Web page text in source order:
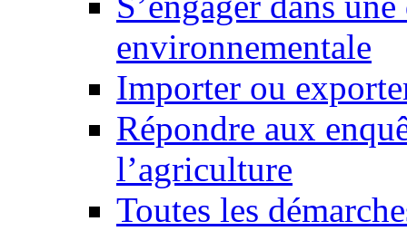
environnementale
Importer ou
Répondre aux
l’agriculture
Toutes les